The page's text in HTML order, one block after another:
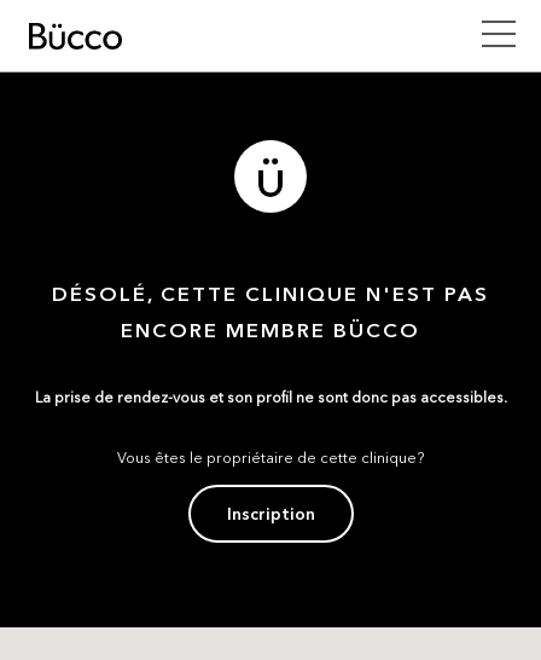
DÉSOLÉ, CETTE CLINIQUE N'EST PAS
ENCORE MEMBRE BÜCCO
La prise de rendez-vous et son profil ne sont donc pas accessibles.
Vous êtes le propriétaire de cette clinique?
Inscription